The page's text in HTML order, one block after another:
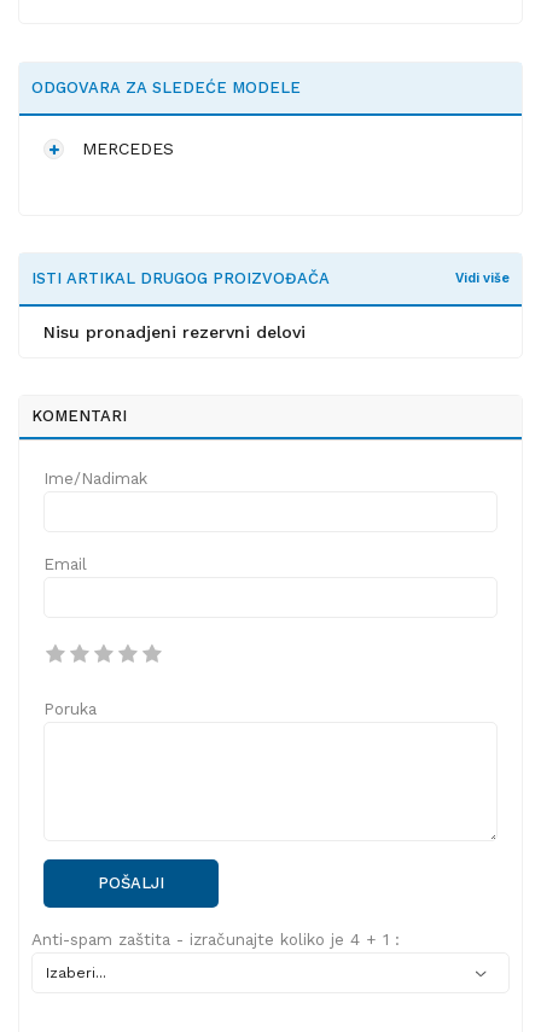
ODGOVARA ZA SLEDEĆE MODELE
MERCEDES
ISTI ARTIKAL DRUGOG PROIZVOĐAČA Vidi više
Nisu pronadjeni rezervni delovi
KOMENTARI
Ime/Nadimak
Email
Poruka
POŠALJI
Anti-spam zaštita - izračunajte koliko je 4 + 1 :